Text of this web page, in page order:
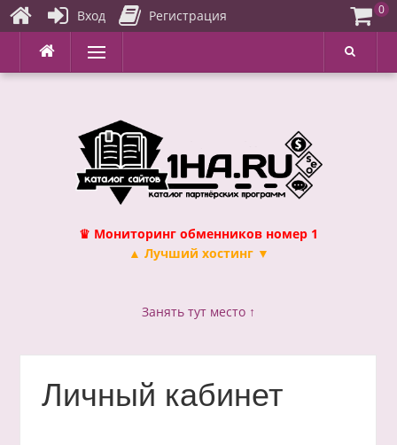
Перейти
содержимому
Меню
♛ Мониторинг обменников номер 1
▲ Лучший хостинг ▼
Занять тут место ↑
Личный кабинет
Вход Регистрация 0